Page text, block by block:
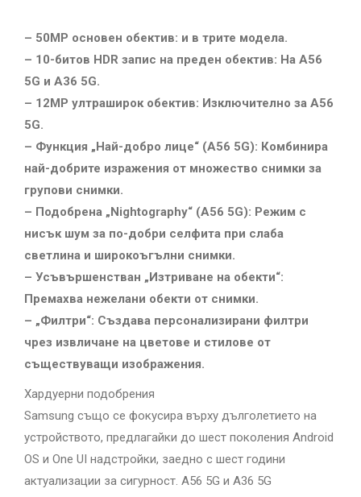
– 50MP основен обектив: и в трите модела.
– 10-битов HDR запис на преден обектив: На A56
5G и A36 5G.
– 12MP ултраширок обектив: Изключително за A56
5G.
– Функция „Най-добро лице“ (A56 5G): Комбинира
най-добрите изражения от множество снимки за
групови снимки.
– Подобрена „Nightography“ (A56 5G): Режим с
нисък шум за по-добри селфита при слаба
светлина и широкоъгълни снимки.
– Усъвършенстван „Изтриване на обекти“:
Премахва нежелани обекти от снимки.
– „Филтри“: Създава персонализирани филтри
чрез извличане на цветове и стилове от
съществуващи изображения.
Хардуерни подобрения
Samsung също се фокусира върху дълголетието на
устройството, предлагайки до шест поколения Android
OS и One UI надстройки, заедно с шест години
актуализации за сигурност. A56 5G и A36 5G